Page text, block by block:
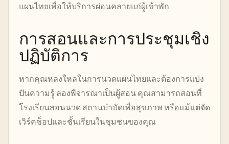
แผนไทยเพื่อให้บริการผ่อนคลายแก่ผู้เข้าพัก
การสอนและการประชุมเชิง
ปฏิบัติการ
หากคุณหลงใหลในการนวดแผนไทยและต้องการแบ่ง
ปันความรู้ ลองพิจารณาเป็นผู้สอน คุณสามารถสอนที่
โรงเรียนสอนนวด สถานบำบัดเพื่อสุขภาพ หรือแม้แต่จัด
เวิร์คช็อปและชั้นเรียนในชุมชนของคุณ